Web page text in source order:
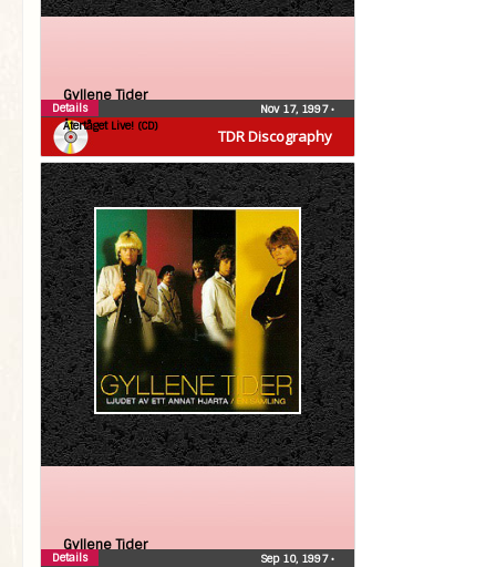
TDR Discography
Gyllene Tider
Återtåget Live! (CD)
Nov 17, 1997•
Details
Gyllene Tider
Sep 10, 1997•
Details